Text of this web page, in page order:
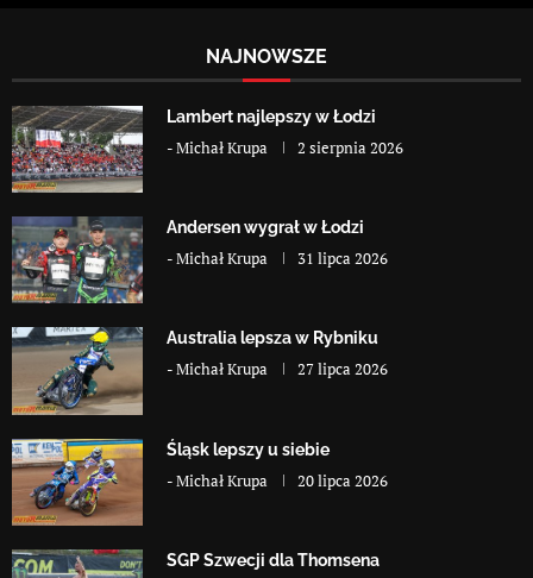
NAJNOWSZE
Lambert najlepszy w Łodzi
-Michał Krupa 2 sierpnia 2026
Andersen wygrał w Łodzi
-Michał Krupa 31 lipca 2026
Australia lepsza w Rybniku
-Michał Krupa 27 lipca 2026
Śląsk lepszy u siebie
-Michał Krupa 20 lipca 2026
SGP Szwecji dla Thomsena